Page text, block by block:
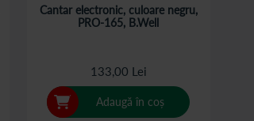
Cantar electronic, culoare negru,
PRO-165, B.Well
133,00 Lei
Adaugă în coș